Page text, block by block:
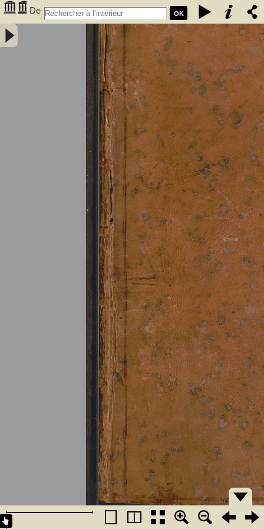
OK
De
l'électricité des végétaux : ouvrage dans lequel on traite de
l'électricité de l'atmosphere sur les plantes, de ses effets sur
l'économie des végétaux, de leurs vertus médico & nutritivo-
électriques, & principalement des moyens de pratique de l'appliquer
utilement à l'agriculture, avec l'invention d'un électro-végétometre .
Avec figures en taille-douce. Par M. l'Abbé Bertholon, de S. Lazare,
professeur de physique expérimentale des états généraux de la
province de Languedoc ... - Bertholon, Pierre Nicolas (abbé ; 1742-